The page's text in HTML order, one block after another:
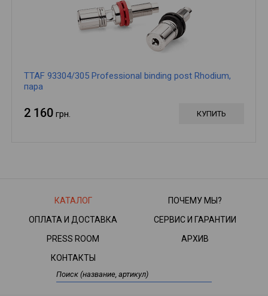
TTAF 93304/305 Professional binding post Rhodium,
пара
2 160 грн. КУПИТЬ
КАТАЛОГ
ПОЧЕМУ МЫ?
ОПЛАТА И ДОСТАВКА
СЕРВИС И ГАРАНТИИ
PRESS ROOM
АРХИВ
КОНТАКТЫ